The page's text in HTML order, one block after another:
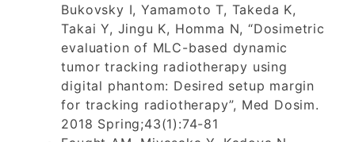
Bukovsky I, Yamamoto T, Takeda K,
Takai Y, Jingu K, Homma N, “Dosimetric
evaluation of MLC-based dynamic
tumor tracking radiotherapy using
digital phantom: Desired setup margin
for tracking radiotherapy”, Med Dosim.
2018 Spring;43(1):74-81